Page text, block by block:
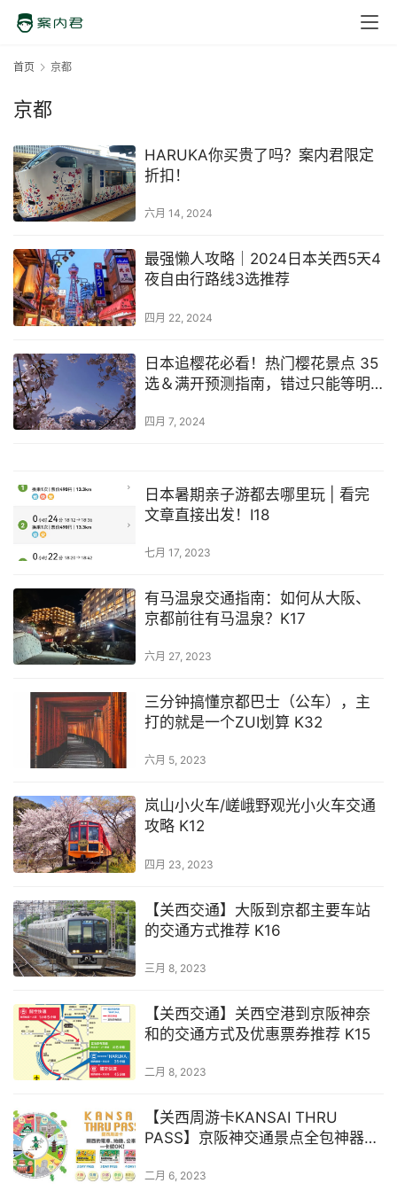
首页 京都
京都
HARUKA你买贵了吗？案内君限定
折扣！
六月 14, 2024
最强懒人攻略｜2024日本关西5天4
夜自由行路线3选推荐
四月 22, 2024
日本追樱花必看！热门樱花景点 35
选＆满开预测指南，错过只能等明
四月 7, 2024
日本暑期亲子游都去哪里玩 | 看完
文章直接出发！I18
七月 17, 2023
有马温泉交通指南：如何从大阪、
京都前往有马温泉？K17
六月 27, 2023
三分钟搞懂京都巴士（公车），主
打的就是一个ZUI划算 K32
六月 5, 2023
岚山小火车/嵯峨野观光小火车交通
攻略 K12
四月 23, 2023
【关西交通】大阪到京都主要车站
的交通方式推荐 K16
三月 8, 2023
【关西交通】关西空港到京阪神奈
和的交通方式及优惠票券推荐 K15
二月 8, 2023
【关西周游卡KANSAI THRU
PASS】京阪神交通景点全包神器票
二月 6, 2023